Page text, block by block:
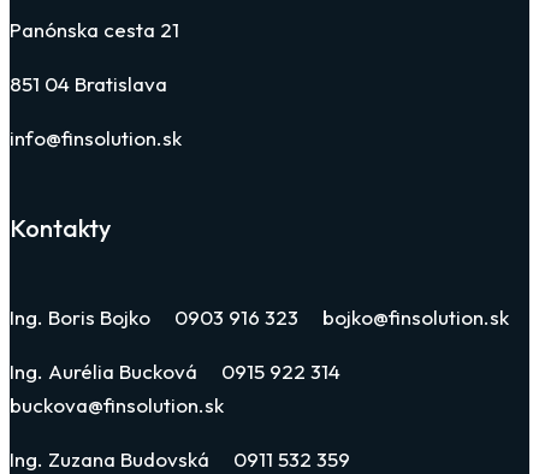
Panónska cesta 21
851 04 Bratislava
info@finsolution.sk
Kontakty
Ing. Boris Bojko 0903 916 323 bojko@finsolution.sk
Ing. Aurélia Bucková 0915 922 314
buckova@finsolution.sk
Ing. Zuzana Budovská 0911 532 359